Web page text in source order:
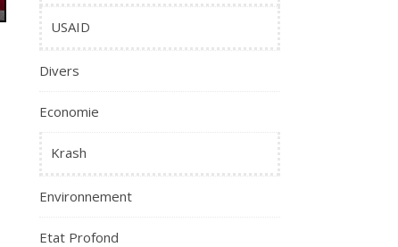
USAID
Divers
Economie
Krash
Environnement
Etat Profond